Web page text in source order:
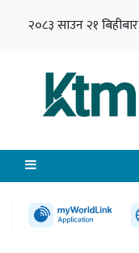
२०८३ साउन २१ बिहीबार